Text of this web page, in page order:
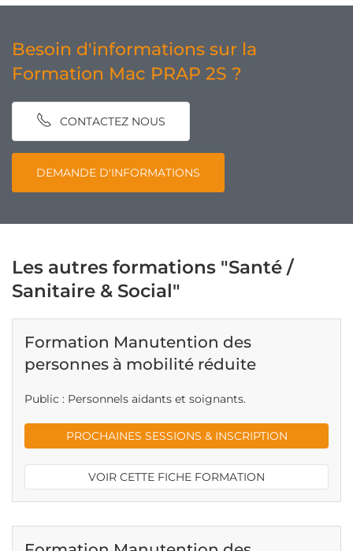
Besoin d'informations sur la
Formation Mac PRAP 2S ?
CONTACTEZ NOUS
DEMANDE D'INFORMATIONS
Les autres formations "Santé /
Sanitaire & Social"
Formation Manutention des
personnes à mobilité réduite
Public : Personnels aidants et soignants.
PROCHAINES SESSIONS & INSCRIPTION
VOIR CETTE FICHE FORMATION